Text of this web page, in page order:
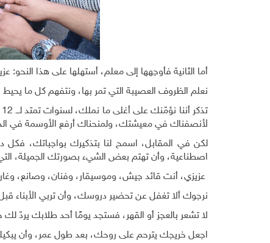
أما الثانية فأوجهها إلى معلم، أستهلها على هذا النحو:
نعلم الظروف العصيبة التي تمر بها، ونتفهم كل ما
لأنصفناك في معيشتك، ولمنحناك أرفع الأوسمة في
لكن في المقابل، اسمح لنا بتذكيرك بواجباتك، فكل
اصطناعية، وأن تهتم بعض الشيء بصورتك الجميلة،
عزيزي، أنت قائد جيش، وموسيقار، وفنان، وصانع،
نرجوك ألا تغفل عن تحضير دروسك، وأن تربي الأبناء
لا تشعر بالعجز أو القهر، فستجد يومًا أحد طلابك يردّ
اجعل خريجك يترحم على روحك، بعد طول عمر، وأن